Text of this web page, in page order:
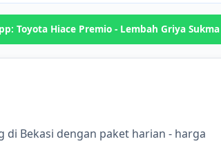
Toyota Hiace Premio - Lembah Griya Sukma
di Bekasi dengan paket harian - harga